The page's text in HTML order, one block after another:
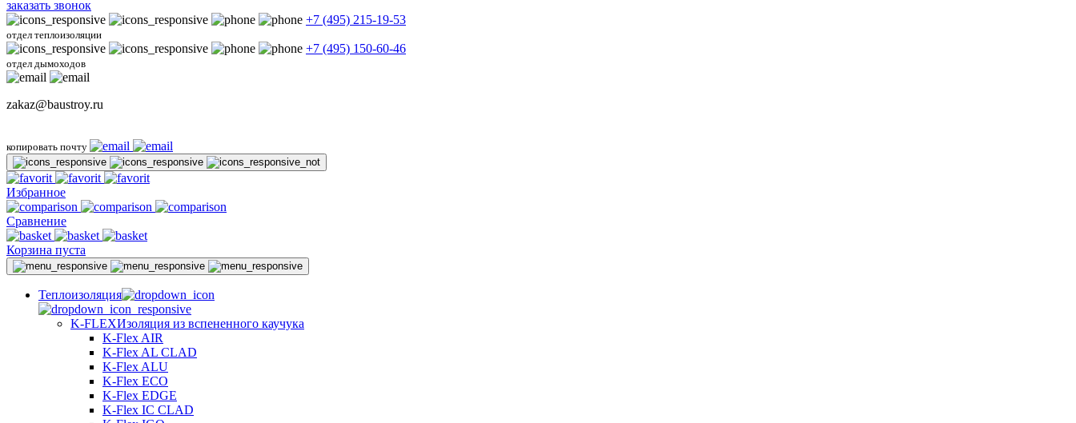
заказать звонок
+7 (495) 215-19-53
отдел теплоизоляции
+7 (495) 150-60-46
отдел дымоходов
zakaz@baustroy.ru
копировать почту
Избранное
Сравнение
Корзина пуста
Теплоизоляция
K-FLEXИзоляция из вспененного каучука
K-Flex AIR
K-Flex AL CLAD
K-Flex ALU
K-Flex ECO
K-Flex EDGE
K-Flex IC CLAD